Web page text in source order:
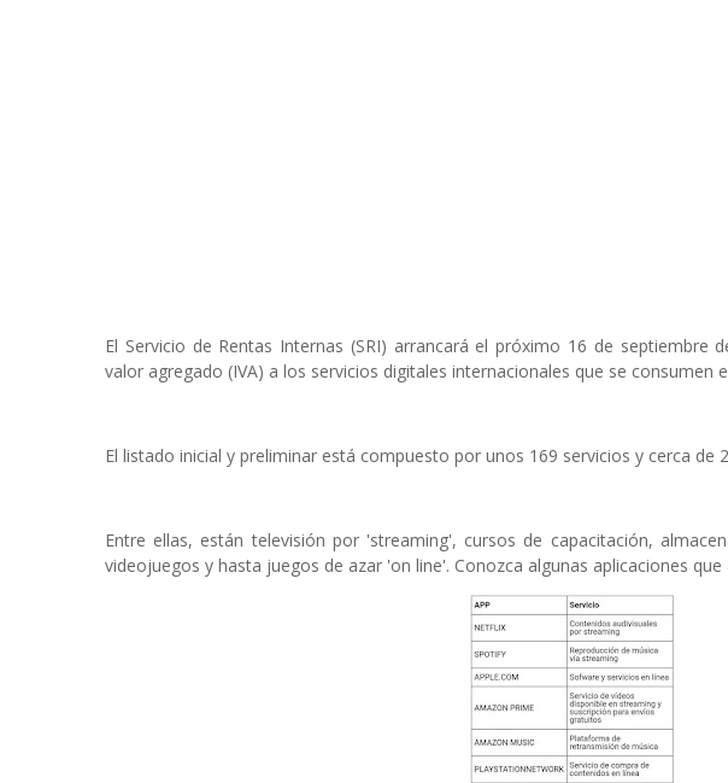
El Servicio de Rentas Internas (SRI) arrancará el próximo 16 de septiembre
valor agregado (IVA) a los servicios digitales internacionales que se consumen
El listado inicial y preliminar está compuesto por unos 169 servicios y cerca de
Entre ellas, están televisión por 'streaming', cursos de capacitación,
videojuegos y hasta juegos de azar 'on line'. Conozca algunas aplicaciones